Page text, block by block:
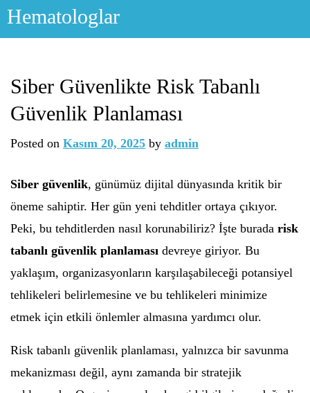
Skip
Hematologlar
Siber Güvenlikte Risk Tabanlı
Güvenlik Planlaması
Posted on Kasım 20, 2025 by admin
Siber güvenlik, günümüz dijital dünyasında kritik bir
öneme sahiptir. Her gün yeni tehditler ortaya çıkıyor.
Peki, bu tehditlerden nasıl korunabiliriz? İşte burada risk
tabanlı güvenlik planlaması devreye giriyor. Bu
yaklaşım, organizasyonların karşılaşabileceği potansiyel
tehlikeleri belirlemesine ve bu tehlikeleri minimize
etmek için etkili önlemler almasına yardımcı olur.
Risk tabanlı güvenlik planlaması, yalnızca bir savunma
mekanizması değil, aynı zamanda bir stratejik